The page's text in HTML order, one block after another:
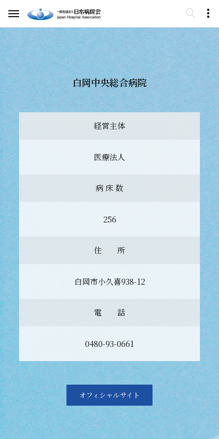
白岡中央総合病院
経営主体
医療法人
病 床 数
256
住 所
白岡市小久喜938-12
電 話
0480-93-0661
オフィシャルサイト